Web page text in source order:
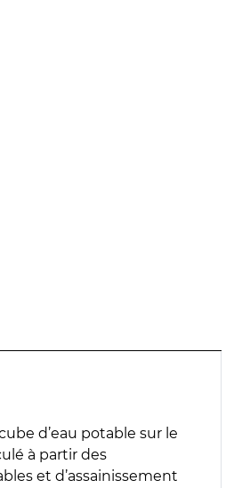
d’eau potable sur le
à partir des
et d’assainissement